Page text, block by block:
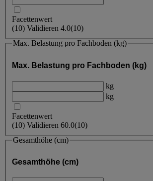
Facettenwert
(10) Validieren 4.0(10)
Max. Belastung pro Fachboden (kg)
Max. Belastung pro Fachboden (kg)
kg
kg
Facettenwert
(10) Validieren 60.0(10)
Gesamthöhe (cm)
Gesamthöhe (cm)